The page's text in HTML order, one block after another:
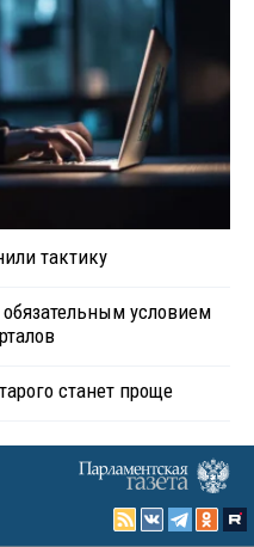
тактику
условием
станет проще